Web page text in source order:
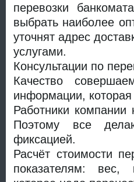
перевозки
выбрать наиболее
уточнят адрес
услугами.
Консультации по
Качество
информации,
Работники компании
Поэтому все
фиксацией.
Расчёт стоимости
показателям: вес,